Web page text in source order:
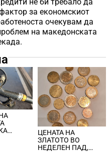
за економскиот
очекувам да
на македонската
ЦЕНАТА НА
ЗЛАТОТО ВО
НЕДЕЛЕН ПАД,